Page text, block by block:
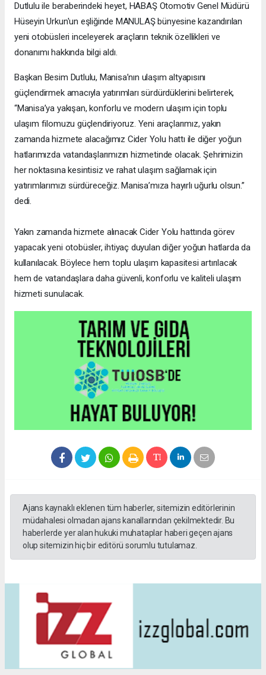
Dutlulu ile beraberindeki heyet, HABAŞ Otomotiv Genel Müdürü
Hüseyin Urkun'un eşliğinde MANULAŞ bünyesine kazandırılan
yeni otobüsleri inceleyerek araçların teknik özellikleri ve
donanımı hakkında bilgi aldı.
Başkan Besim Dutlulu, Manisa’nın ulaşım altyapısını
güçlendirmek amacıyla yatırımları sürdürdüklerini belirterek,
“Manisa’ya yakışan, konforlu ve modern ulaşım için toplu
ulaşım filomuzu güçlendiriyoruz. Yeni araçlarımız, yakın
zamanda hizmete alacağımız Cider Yolu hattı ile diğer yoğun
hatlarımızda vatandaşlarımızın hizmetinde olacak. Şehrimizin
her noktasına kesintisiz ve rahat ulaşım sağlamak için
yatırımlarımızı sürdüreceğiz. Manisa’mıza hayırlı uğurlu olsun.”
dedi.
Yakın zamanda hizmete alınacak Cider Yolu hattında görev
yapacak yeni otobüsler, ihtiyaç duyulan diğer yoğun hatlarda da
kullanılacak. Böylece hem toplu ulaşım kapasitesi artırılacak
hem de vatandaşlara daha güvenli, konforlu ve kaliteli ulaşım
hizmeti sunulacak.
Ajans kaynaklı eklenen tüm haberler, sitemizin editörlerinin
müdahalesi olmadan ajans kanallarından çekilmektedir. Bu
haberlerde yer alan hukuki muhataplar haberi geçen ajans
olup sitemizin hiç bir editörü sorumlu tutulamaz.